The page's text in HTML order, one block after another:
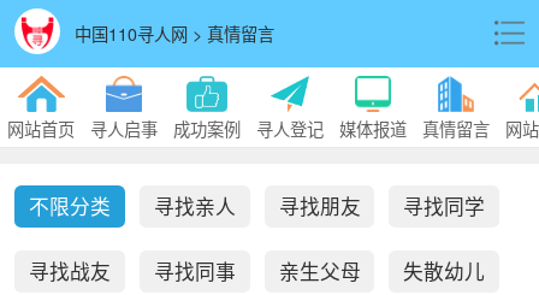
中国110寻人网 > 真情留言
网站首页 寻人启事 成功案例 寻人登记 媒体报道 真情留言 网
不限分类 寻找亲人 寻找朋友 寻找同学
寻找战友 寻找同事 亲生父母 失散幼儿